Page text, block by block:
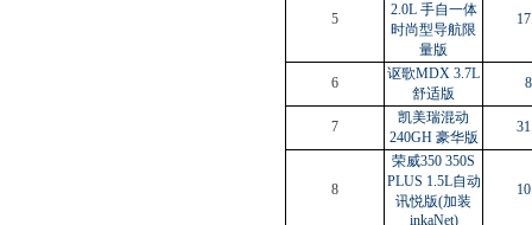
5
2.0L 手自一体
时尚型导航限
量版
6
讴歌MDX 3.7L
舒适版
7
凯美瑞混动
240GH 豪华版
8
荣威350 350S
PLUS 1.5L自动
讯悦版(加装
inkaNet)